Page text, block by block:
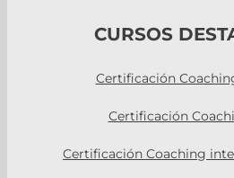
CURSOS
Certificación
Certificación
Certificación Coaching